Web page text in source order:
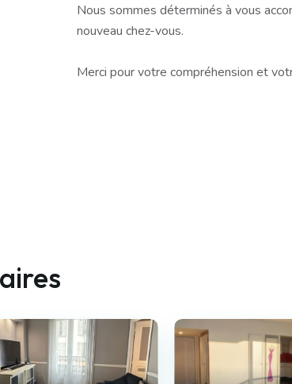
Nous sommes déterminés à vous
nouveau chez-vous.
Merci pour votre compréhension et